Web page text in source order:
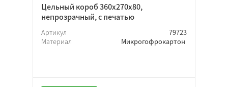
Цельный короб 360х270х80,
непрозрачный, с печатью
Артикул
79723
Материал
Микрогофрокартон